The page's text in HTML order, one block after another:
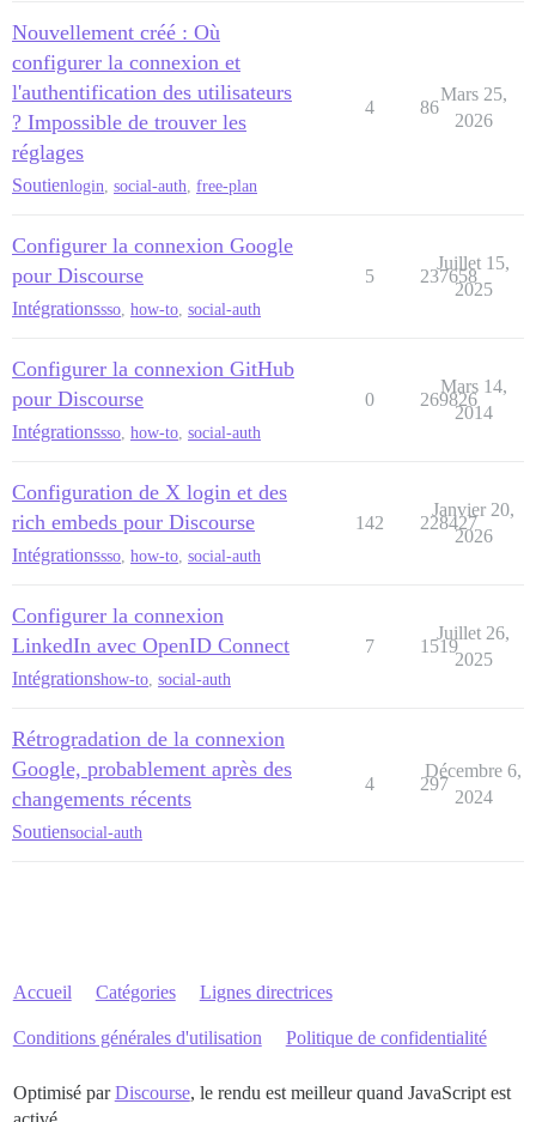
Nouvellement créé : Où
configurer la connexion et
l'authentification des utilisateurs
? Impossible de trouver les
réglages
Soutienlogin social-auth free-plan
4 86
Mars 25,
2026
Configurer la connexion Google
pour Discourse
Intégrationssso how-to social-auth
5 237658
Juillet 15,
2025
Configurer la connexion GitHub
pour Discourse
Intégrationssso how-to social-auth
0 269826
Mars 14,
2014
Configuration de X login et des
rich embeds pour Discourse
Intégrationssso how-to social-auth
142 228427
Janvier 20,
2026
Configurer la connexion
LinkedIn avec OpenID Connect
Intégrationshow-to social-auth
7 1519
Juillet 26,
2025
Rétrogradation de la connexion
Google, probablement après des
changements récents
Soutiensocial-auth
4 297
Décembre 6,
2024
Accueil Catégories Lignes directrices
Conditions générales d'utilisation Politique de confidentialité
Optimisé parDiscourse, le rendu est meilleur quand JavaScript est